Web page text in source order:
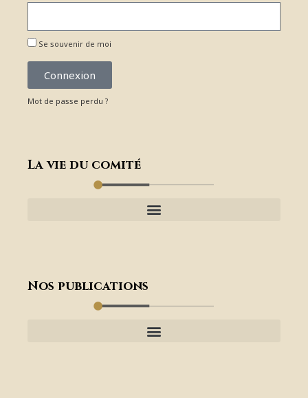
Se souvenir de moi
Connexion
Mot de passe perdu ?
La vie du comité
Nos publications